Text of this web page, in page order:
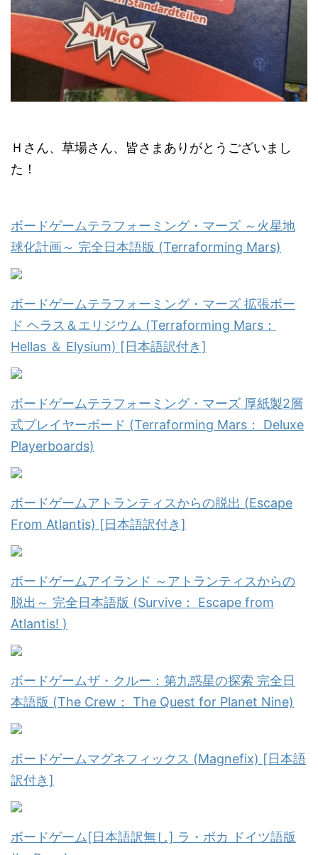
Ｈさん、草場さん、皆さまありがとうございまし
た！
ボードゲームテラフォーミング・マーズ ～火星地
球化計画～ 完全日本語版 (Terraforming Mars)
ボードゲームテラフォーミング・マーズ 拡張ボー
ド ヘラス＆エリジウム (Terraforming Mars：
Hellas ＆ Elysium) [日本語訳付き]
ボードゲームテラフォーミング・マーズ 厚紙製2層
式プレイヤーボード (Terraforming Mars： Deluxe
Playerboards)
ボードゲームアトランティスからの脱出 (Escape
From Atlantis) [日本語訳付き]
ボードゲームアイランド ～アトランティスからの
脱出～ 完全日本語版 (Survive： Escape from
Atlantis! )
ボードゲームザ・クルー：第九惑星の探索 完全日
本語版 (The Crew： The Quest for Planet Nine)
ボードゲームマグネフィックス (Magnefix) [日本語
訳付き]
ボードゲーム[日本語訳無し] ラ・ボカ ドイツ語版